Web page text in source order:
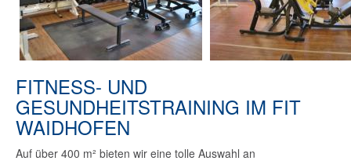
FITNESS- UND
GESUNDHEITSTRAINING IM FIT
WAIDHOFEN
Auf über 400 m² bieten wir eine tolle Auswahl an